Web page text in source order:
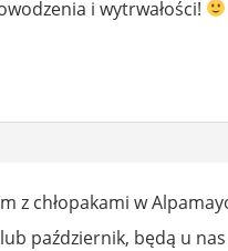
i wytrwałości!
z chłopakami w
październik, będą u